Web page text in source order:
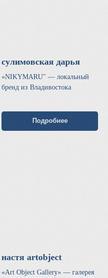
сулимовская дарья
«NIKYMARU" — локальный
бренд из Владивостока
Подробнее
настя artobject
«Art Object Gallery» — галерея